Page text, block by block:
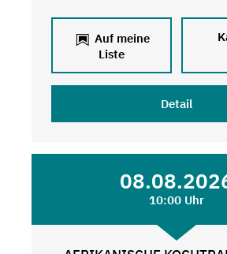
Auf meine
Liste
Detail
10:00 Uhr